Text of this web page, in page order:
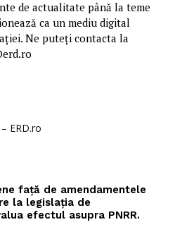
de actualitate până la teme
ca un mediu digital
Ne puteți contacta la
ERD.ro
față de amendamentele
la legislația de
efectul asupra PNRR.